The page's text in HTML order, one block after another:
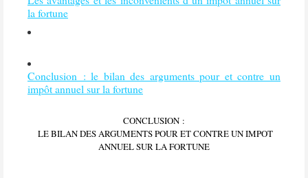
la fortune
Conclusion : le bilan des arguments pour et contre un
impôt annuel sur la fortune
CONCLUSION :
LE BILAN DES ARGUMENTS POUR ET CONTRE UN IMPOT
ANNUEL SUR LA FORTUNE